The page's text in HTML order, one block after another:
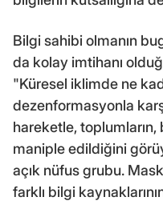
Bilgi sahibi olmanın
da kolay imtihanı
"Küresel iklimde ne
dezenformasyonla
hareketle,
maniple edildiğini
açık nüfus grubu.
farklı bilgi